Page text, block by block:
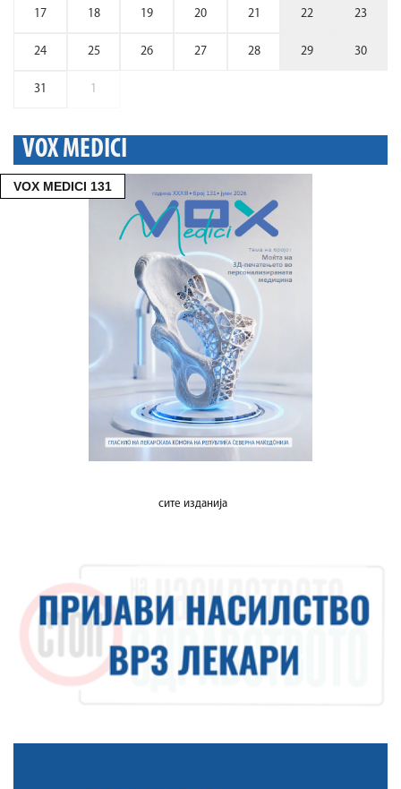
17 18 19 20 21 22 23
24 25 26 27 28 29 30
31 1
VOX MEDICI
VOX MEDICI 131
сите изданија